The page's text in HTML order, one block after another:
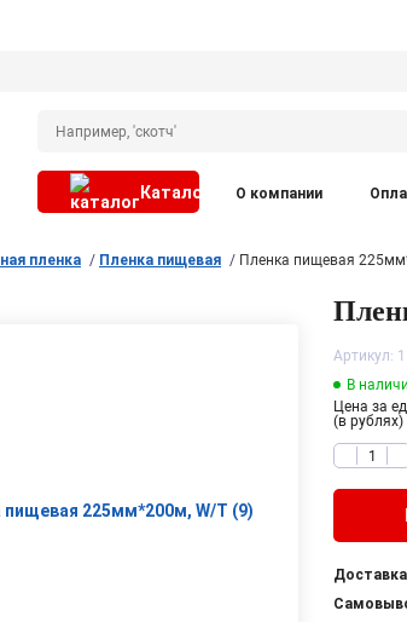
Каталог О компании
пленка Пленка пищевая Пленка пищевая
Артикул:
В
Цена за
(в рублях)
Доставка